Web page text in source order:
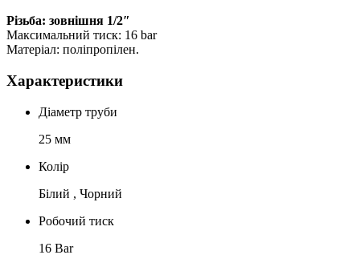
Різьба: зовнішня 1/2″
Максимальний тиск: 16 bar
Матеріал: поліпропілен.
Характеристики
Діаметр труби
25 мм
Колір
Білий , Чорний
Робочий тиск
16 Bar